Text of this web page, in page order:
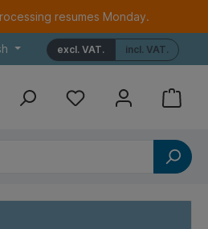
resumes Monday.
incl. VAT.
excl. VAT.
Print Referenties